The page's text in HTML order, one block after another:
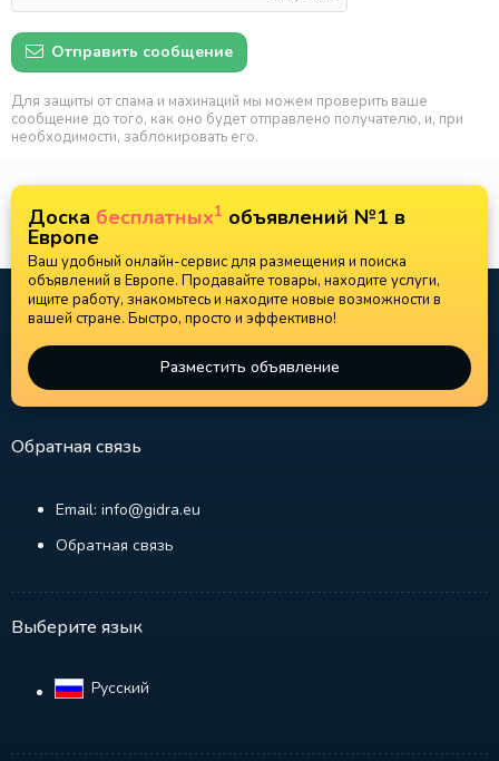
Отправить сообщение
Для защиты от спама и махинаций мы можем проверить ваше
сообщение до того, как оно будет отправлено получателю, и, при
необходимости, заблокировать его.
Доска бесплатных1 объявлений №1 в
Европе
Ваш удобный онлайн-сервис для размещения и поиска
объявлений в Европе. Продавайте товары, находите услуги,
ищите работу, знакомьтесь и находите новые возможности в
вашей стране. Быстро, просто и эффективно!
Разместить объявление
Обратная связь
Email: info@gidra.eu
Обратная связь
Выберите язык
Русский‎